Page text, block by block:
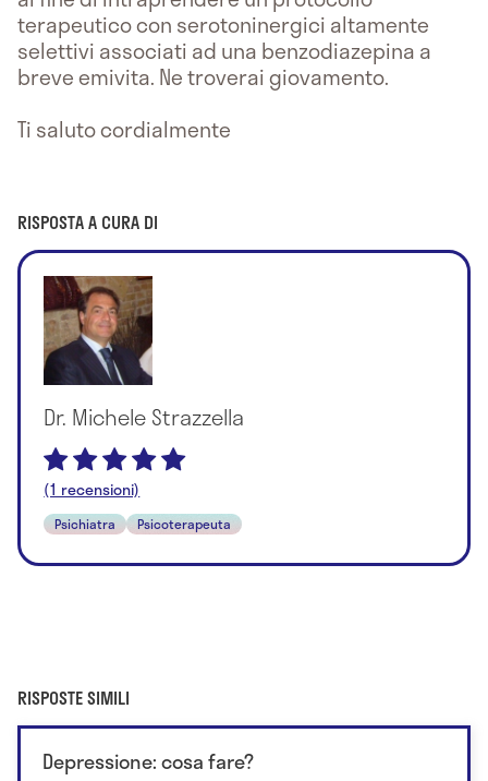
terapeutico con serotoninergici altamente
selettivi associati ad una benzodiazepina a
breve emivita. Ne troverai giovamento.
Ti saluto cordialmente
RISPOSTA A CURA DI
Dr. Michele Strazzella
(1 recensioni)
Psichiatra Psicoterapeuta
RISPOSTE SIMILI
Depressione: cosa fare?